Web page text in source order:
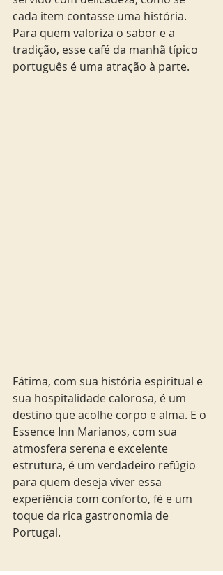
cada item contasse uma história.
Para quem valoriza o sabor e a
tradição, esse café da manhã típico
português é uma atração à parte.
Fátima, com sua história espiritual e
sua hospitalidade calorosa, é um
destino que acolhe corpo e alma. E o
Essence Inn Marianos, com sua
atmosfera serena e excelente
estrutura, é um verdadeiro refúgio
para quem deseja viver essa
experiência com conforto, fé e um
toque da rica gastronomia de
Portugal.